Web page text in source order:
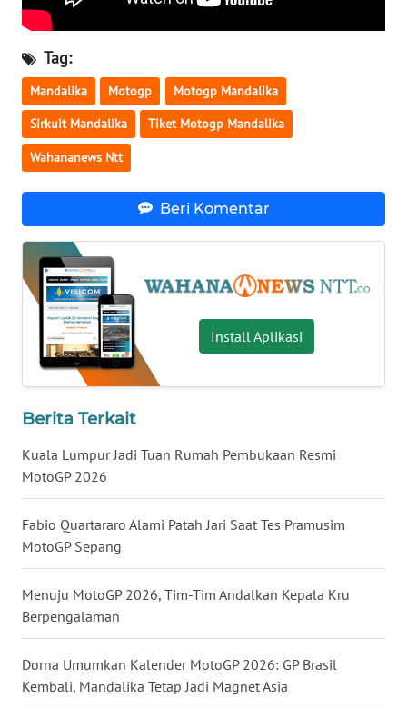
Tag:
Mandalika Motogp Motogp Mandalika
Sirkuit Mandalika Tiket Motogp Mandalika
Wahananews Ntt
Beri Komentar
Install Aplikasi
Berita Terkait
Kuala Lumpur Jadi Tuan Rumah Pembukaan Resmi
MotoGP 2026
Fabio Quartararo Alami Patah Jari Saat Tes Pramusim
MotoGP Sepang
Menuju MotoGP 2026, Tim-Tim Andalkan Kepala Kru
Berpengalaman
Dorna Umumkan Kalender MotoGP 2026: GP Brasil
Kembali, Mandalika Tetap Jadi Magnet Asia
WN
GORONTALO
WN
SULUT
WN
MALUKU
WN
DAIRI
WN
DANAU
TOBA
NIAS
WN
LANGKAT
WN
TAPANULI
SELATAN
TANJUNG
LESUNG